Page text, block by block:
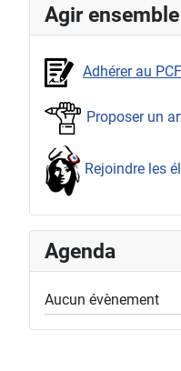
Agir
Adhérer au PCF
Proposer un
Rejoindre les
Agenda
Aucun évènement